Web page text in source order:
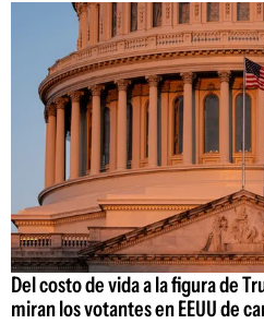
Del costo de vida a la figura de
miran los votantes en EEUU de